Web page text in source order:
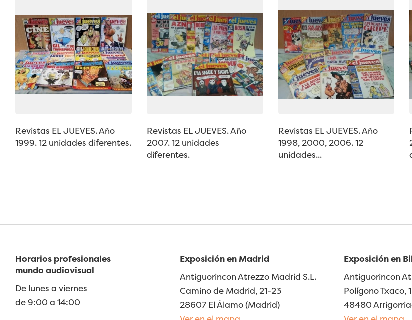
Revistas EL JUEVES. Año
1999. 12 unidades diferentes.
Revistas EL JUEVES. Año
2007. 12 unidades
diferentes.
Revistas EL JUEVES. Año
1998, 2000, 2006. 12
unidades...
Horarios profesionales
mundo audiovisual
De lunes a viernes
de 9:00 a 14:00
Exposición en Madrid
Antiguorincon Atrezzo Madrid S.L.
Camino de Madrid, 21-23
28607 El Álamo (Madrid)
Exposición en
Antiguorincon
Polígono Txaco,
48480